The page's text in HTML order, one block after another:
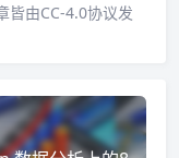
皆由CC-4.0协议发